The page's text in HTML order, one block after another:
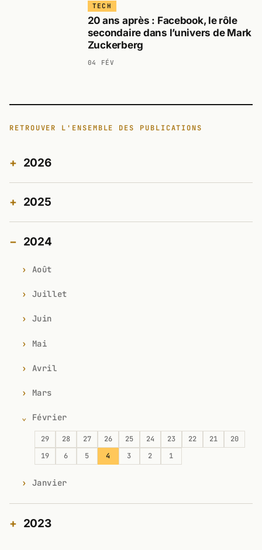
TECH
20 ans après : Facebook, le rôle
secondaire dans l’univers de Mark
Zuckerberg
04 FÉV
RETROUVER L'ENSEMBLE DES PUBLICATIONS
2026
2025
2024
Août
Juillet
Juin
Mai
Avril
Mars
Février
29 28 27 26 25 24 23 22 21
20
19
6 5 4 3 2 1
Janvier
2023